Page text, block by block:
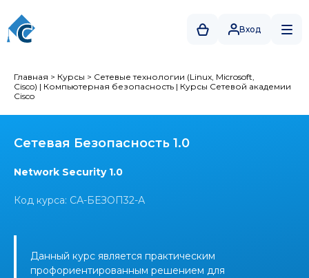
Вход
Главная > Курсы > Сетевые технологии (Linux, Microsoft,
Cisco) | Компьютерная безопасность | Курсы Сетевой академии
Cisco
Сетевая Безопасность 1.0
Network Security 1.0
Код курса: СА-БЕЗОП32-А
Данный курс является практическим
профориентированным решением для